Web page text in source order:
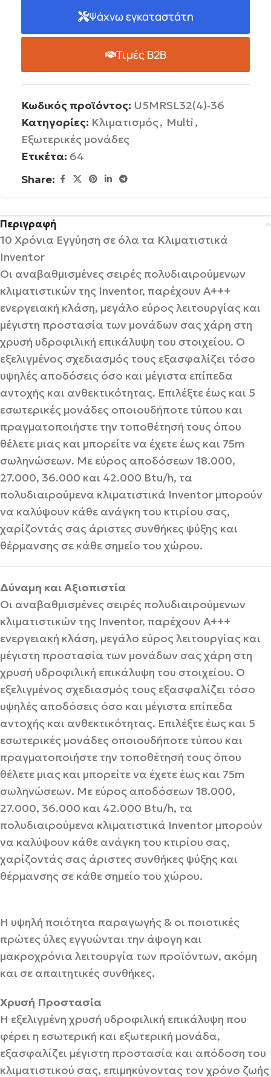
Ψάχνω εγκαταστάτη
Τιμές B2B
Κωδικός προϊόντος: U5MRSL32(4)‐36
Κατηγορίες: Κλιματισμός, Multi,
Εξωτερικές μονάδες
Ετικέτα: 64
Share:
Περιγραφή
10 Χρόνια Εγγύηση σε όλα τα Κλιματιστικά
Inventor
Οι αναβαθμισμένες σειρές πολυδιαιρούμενων
κλιματιστικών της Inventor, παρέχουν Α+++
ενεργειακή κλάση, μεγάλο εύρος λειτουργίας και
μέγιστη προστασία των μονάδων σας χάρη στη
χρυσή υδροφιλική επικάλυψη του στοιχείου. Ο
εξελιγμένος σχεδιασμός τους εξασφαλίζει τόσο
υψηλές αποδόσεις όσο και μέγιστα επίπεδα
αντοχής και ανθεκτικότητας. Επιλέξτε έως και 5
εσωτερικές μονάδες οποιουδήποτε τύπου και
πραγματοποιήστε την τοποθέτησή τους όπου
θέλετε μιας και μπορείτε να έχετε έως και 75m
σωληνώσεων. Με εύρος αποδόσεων 18.000,
27.000, 36.000 και 42.000 Btu/h, τα
πολυδιαιρούμενα κλιματιστικά Inventor μπορούν
να καλύψουν κάθε ανάγκη του κτιρίου σας,
χαρίζοντάς σας άριστες συνθήκες ψύξης και
θέρμανσης σε κάθε σημείο του χώρου.
Δύναμη και Αξιοπιστία
Οι αναβαθμισμένες σειρές πολυδιαιρούμενων
κλιματιστικών της Inventor, παρέχουν Α+++
ενεργειακή κλάση, μεγάλο εύρος λειτουργίας και
μέγιστη προστασία των μονάδων σας χάρη στη
χρυσή υδροφιλική επικάλυψη του στοιχείου. Ο
εξελιγμένος σχεδιασμός τους εξασφαλίζει τόσο
υψηλές αποδόσεις όσο και μέγιστα επίπεδα
αντοχής και ανθεκτικότητας. Επιλέξτε έως και 5
εσωτερικές μονάδες οποιουδήποτε τύπου και
πραγματοποιήστε την τοποθέτησή τους όπου
θέλετε μιας και μπορείτε να έχετε έως και 75m
σωληνώσεων. Με εύρος αποδόσεων 18.000,
27.000, 36.000 και 42.000 Btu/h, τα
πολυδιαιρούμενα κλιματιστικά Inventor μπορούν
να καλύψουν κάθε ανάγκη του κτιρίου σας,
χαρίζοντάς σας άριστες συνθήκες ψύξης και
θέρμανσης σε κάθε σημείο του χώρου.
Η υψηλή ποιότητα παραγωγής & οι ποιοτικές
πρώτες ύλες εγγυώνται την άψογη και
μακροχρόνια λειτουργία των προϊόντων, ακόμη
και σε απαιτητικές συνθήκες.
Χρυσή Προστασία
Η εξελιγμένη χρυσή υδροφιλική επικάλυψη που
φέρει η εσωτερική και εξωτερική μονάδα,
εξασφαλίζει μέγιστη προστασία και απόδοση του
κλιματιστικού σας, επιμηκύνοντας τον χρόνο ζωής